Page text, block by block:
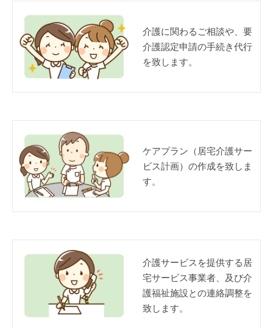
介護に関わるご相談や、要
介護認定申請の手続き代行
を致します。
ケアプラン（居宅介護サー
ビス計画）の作成を致しま
す。
介護サービスを提供する居
宅サービス事業者、及び介
護福祉施設との連絡調整を
致します。